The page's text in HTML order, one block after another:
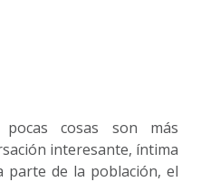
pocas cosas son más
interesante, íntima
parte de la población, el